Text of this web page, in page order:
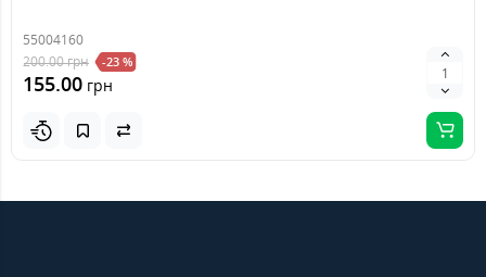
55004160
200.00грн -23 %
155.00 грн